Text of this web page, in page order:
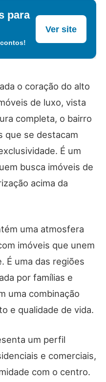
para
Ver site
o coração do alto
de luxo, vista
completa, o bairro
que se destacam
É um
busca imóveis de
acima da
uma atmosfera
imóveis que unem
É uma das regiões
por famílias e
uma combinação
e qualidade de vida.
um perfil
e comerciais,
com o centro.